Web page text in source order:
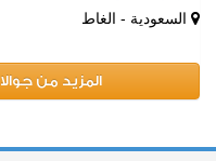
السعودية - الغاط
المزيد من